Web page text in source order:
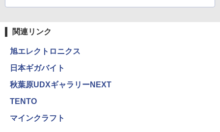
関連リンク
旭エレクトロニクス
日本ギガバイト
秋葉原UDXギャラリーNEXT
TENTO
マインクラフト